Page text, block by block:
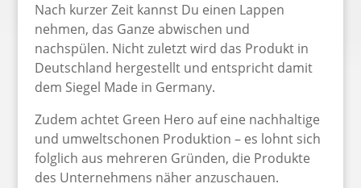
Nach kurzer Zeit kannst Du einen Lappen
nehmen, das Ganze abwischen und
nachspülen. Nicht zuletzt wird das Produkt in
Deutschland hergestellt und entspricht damit
dem Siegel Made in Germany.
Zudem achtet Green Hero auf eine nachhaltige
und umweltschonen Produktion – es lohnt sich
folglich aus mehreren Gründen, die Produkte
des Unternehmens näher anzuschauen.